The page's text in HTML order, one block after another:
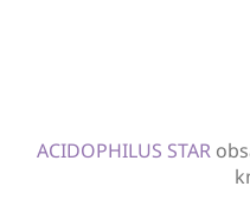
ACIDOPHILUS STAR